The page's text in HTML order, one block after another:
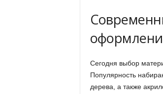
Сегодня выбор
Популярность
дерева, а также